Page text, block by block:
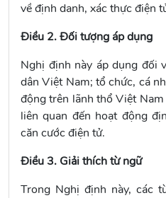
về định danh, xác thực điện
Điều 2. Đối tượng áp dụng
Nghị định này áp dụng đối
dân Việt Nam; tổ chức, cá
động trên lãnh thổ Việt
liên quan đến hoạt động
căn cước điện tử.
Điều 3. Giải thích từ ngữ
Trong Nghị định này, các